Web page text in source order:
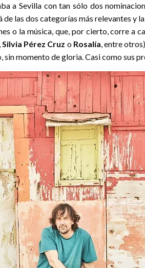
a Sevilla con tan sólo dos
las dos categorías más relevantes y
o la música, que, por cierto, corre a
,Silvia Pérez Cruz o Rosalía, entre
sin momento de gloria. Casi como sus